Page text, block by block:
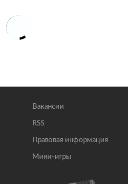
Вакансии
RSS
Правовая информация
Мини-игры